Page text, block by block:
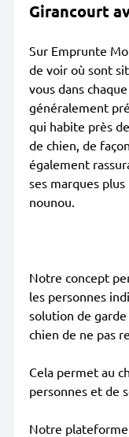
Girancourt
Sur Emprunte
de voir où sont
vous dans
généralement
qui habite près
de chien, de
également
ses marques
nounou.
Notre concept
les personnes
solution de
chien de ne pas
Cela permet au
personnes et de
Notre